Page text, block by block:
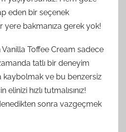
eden bir seçenek
yere bakmanıza gerek yok!
Toffee Cream sadece
tatlı bir deneyim
kaybolmak ve bu benzersiz
hızlı tutmalısınız!
sonra vazgeçmek